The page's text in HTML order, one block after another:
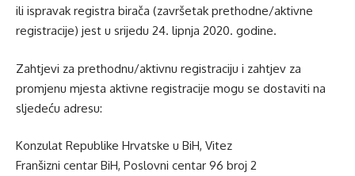
ili ispravak registra birača (završetak prethodne/aktivne
registracije) jest u srijedu 24. lipnja 2020. godine.
Zahtjevi za prethodnu/aktivnu registraciju i zahtjev za
promjenu mjesta aktivne registracije mogu se dostaviti na
sljedeću adresu:
Konzulat Republike Hrvatske u BiH, Vitez
Franšizni centar BiH, Poslovni centar 96 broj 2